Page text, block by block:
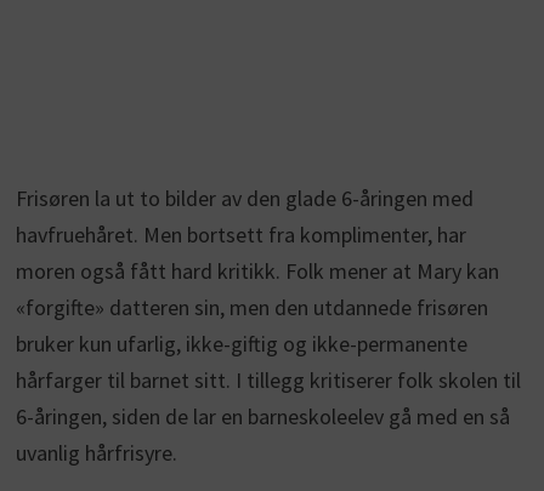
Frisøren la ut to bilder av den glade 6-åringen med
havfruehåret. Men bortsett fra komplimenter, har
moren også fått hard kritikk. Folk mener at Mary kan
«forgifte» datteren sin, men den utdannede frisøren
bruker kun ufarlig, ikke-giftig og ikke-permanente
hårfarger til barnet sitt. I tillegg kritiserer folk skolen til
6-åringen, siden de lar en barneskoleelev gå med en så
uvanlig hårfrisyre.